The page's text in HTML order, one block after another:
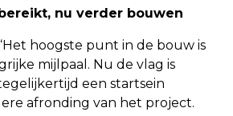
nu verder bouwen
hoogste punt in de bouw is
mijlpaal. Nu de vlag is
een startsein
afronding van het project.